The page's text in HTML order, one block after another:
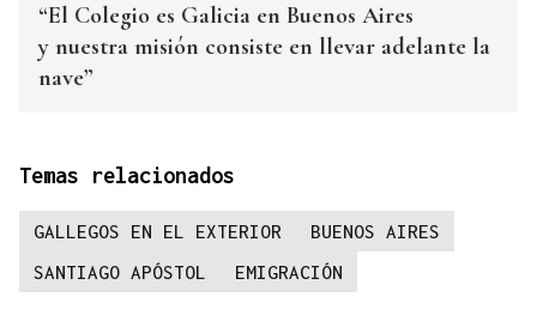
“El Colegio es Galicia en Buenos Aires
y nuestra misión consiste en llevar adelante la
nave”
Temas relacionados
GALLEGOS EN EL EXTERIOR
BUENOS AIRES
SANTIAGO APÓSTOL
EMIGRACIÓN